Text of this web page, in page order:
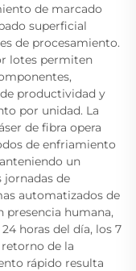
de marcado
superficial
de procesamiento.
lotes permiten
productividad y
por unidad. La
de fibra opera
de enfriamiento
un
de
automatizados de
presencia humana,
horas del día, los 7
de la
rápido resulta